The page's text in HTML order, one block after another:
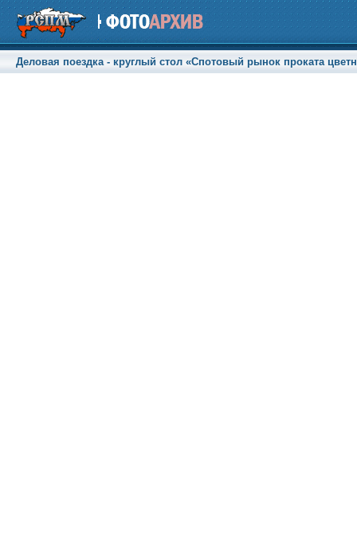
Деловая поездка - круглый стол «Спотовый рынок проката